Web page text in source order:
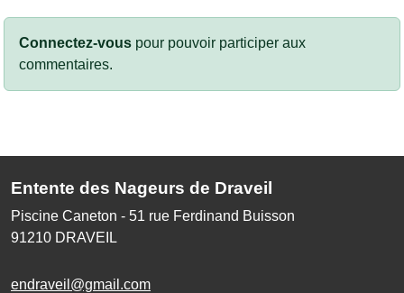
Connectez-vous pour pouvoir participer aux
commentaires.
Entente des Nageurs de Draveil
Piscine Caneton - 51 rue Ferdinand Buisson
91210 DRAVEIL
endraveil@gmail.com